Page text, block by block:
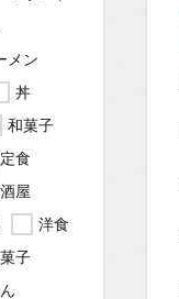
メン
丼
和菓子
定食
屋
洋食
子